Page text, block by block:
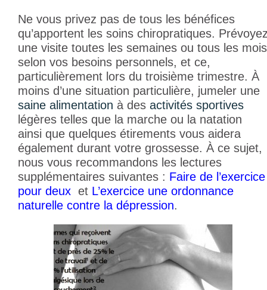
Ne vous privez pas de tous les bénéfices
qu’apportent les soins chiropratiques.
une visite toutes les semaines ou tous les mois
selon vos besoins personnels, et ce,
particulièrement lors du troisième trimestre. À
moins d’une situation particulière, jumeler une
saine alimentation à des activités sportives
légères telles que la marche ou la natation
ainsi que quelques étirements vous aidera
également durant votre grossesse. À ce sujet,
nous vous recommandons les lectures
supplémentaires suivantes : Faire de l’exercice
pour deux et L’exercice une ordonnance
naturelle contre la dépression.